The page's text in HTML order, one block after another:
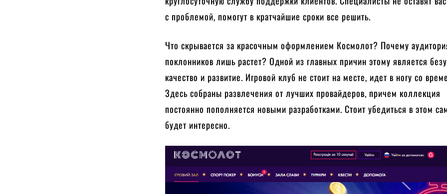
с проблемой, помогут в кратчайшие сроки все решить.
Что скрывается за красочным оформлением Космолот? Почему
поклонников лишь растет? Одной из главных причин этому является
качество и развитие. Игровой клуб не стоит на месте, идет в ногу со
Здесь собраны развлечения от лучших провайдеров, причем коллекция
постоянно пополняется новыми разработками. Стоит убедиться в этом
будет интересно.